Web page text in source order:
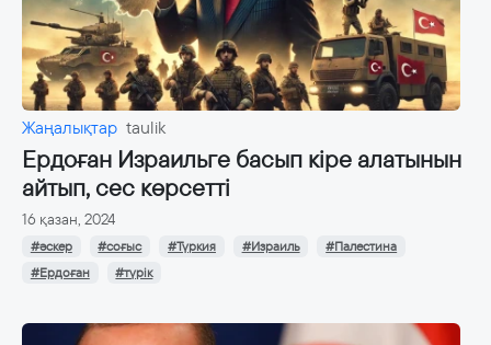
Жаңалықтар taulik
Ердоған Израильге басып кіре алатынын
айтып, сес көрсетті
16 қазан, 2024
#әскер #соғыс #Түркия #Израиль
#Палестина
#Ердоған
#түрік